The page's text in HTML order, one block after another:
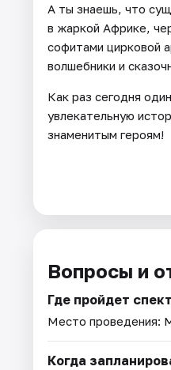
А ты знаешь, что
в жаркой Африке,
софитами цирковой
волшебники и
Как раз сегодня
увлекательную
знаменитым героям!
Вопросы и
Где пройдет
Место проведения:
Когда